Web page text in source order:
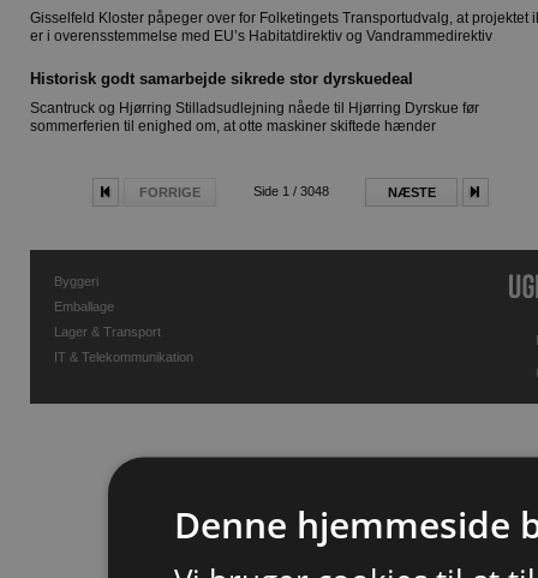
Gisselfeld Kloster påpeger over for Folketingets Transportudvalg, at projektet
er i overensstemmelse med EU’s Habitatdirektiv og Vandrammedirektiv
Historisk godt samarbejde sikrede stor dyrskuedeal
Scantruck og Hjørring Stilladsudlejning nåede til Hjørring Dyrskue før
sommerferien til enighed om, at otte maskiner skiftede hænder
FORRIGE Side 1 / 3048 NÆSTE
Byggeri
Emballage
Lager & Transport
IT & Telekommunikation
Denne hjemmeside